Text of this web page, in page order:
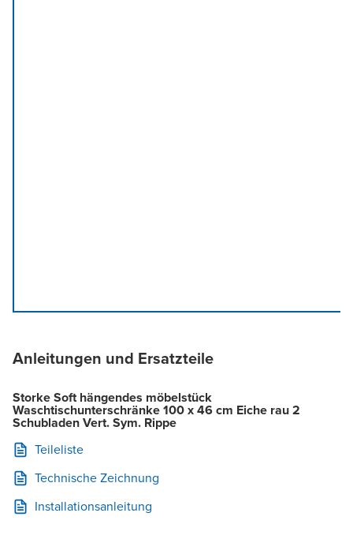
Anleitungen und Ersatzteile
Storke Soft hängendes möbelstück
Waschtischunterschränke 100 x 46 cm Eiche rau 2
Schubladen Vert. Sym. Rippe
Teileliste
Technische Zeichnung
Installationsanleitung